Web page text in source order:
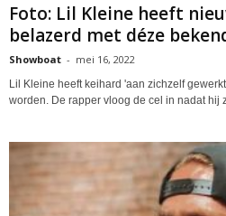
Foto: Lil Kleine heeft
belazerd met déze
Showboat - mei 16, 2022
Lil Kleine heeft keihard 'aan zichzelf
worden. De rapper vloog de cel in nadat hij